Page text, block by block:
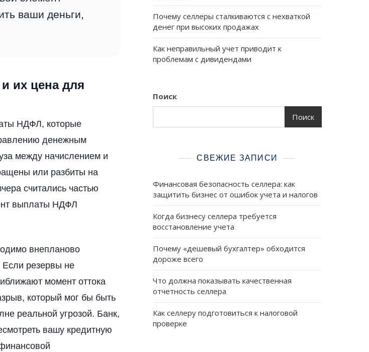
ваши деньги,
их цена для
НДФЛ, которые
денежным
между начислением и
или разбиты на
считались частью
выплаты НДФЛ
внепланово
Если резервы не
момент оттока
который мог бы быть
реальной угрозой. Банк,
вашу кредитную
Почему селлеры сталкиваются с нехваткой
денег при высоких продажах
Как неправильный учет приводит к
проблемам с дивидендами
Поиск
Поиск
СВЕЖИЕ ЗАПИСИ
Финансовая безопасность селлера: как
защитить бизнес от ошибок учета и налогов
Когда бизнесу селлера требуется
восстановление учета
Почему «дешевый бухгалтер» обходится
дороже всего
Что должна показывать качественная
отчетность селлера
Как селлеру подготовиться к налоговой
проверке